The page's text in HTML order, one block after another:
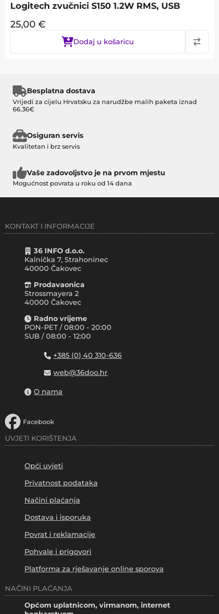
Logitech zvučnici S150 1.2W RMS, USB
25,00 €
Dodaj u košaricu
Besplatna dostava
Vrijedi za cijelu Hrvatsku za narudžbe malih paketa iznad
66.36€
Osiguran servis
Kvalitetan i brz servis
Vaše zadovoljstvo je na prvom mjestu
Mogućnost povrata u roku od 14 dana
KONTAKT I INFORMACIJE
36 INFO d.o.o.
Kalnička 7, Strahoninec
40000 Čakovec
Prodavaonica
Strossmayera 2
40000 Čakovec
Radno vrijeme
PON-PET / 08:00 - 20:00
SUB / 08:00 - 12:00
+385 (0) 40 310-636
web@36doo.hr
O nama
Facebook
UVJETI KORIŠTENJA
Opći uvjeti
Privatnost podataka
Načini plaćanja
Dostava i isporuka
Povrat i reklamacije
Pohvale i prigovori
Platforma za rješavanje online sporova
NAČINI PLAĆANJA
Općom uplatnicom, virmanom, internet